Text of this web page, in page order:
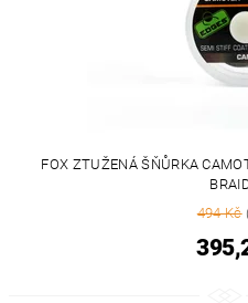
FOX ZTUŽENÁ ŠŇŮRKA
494 Kč